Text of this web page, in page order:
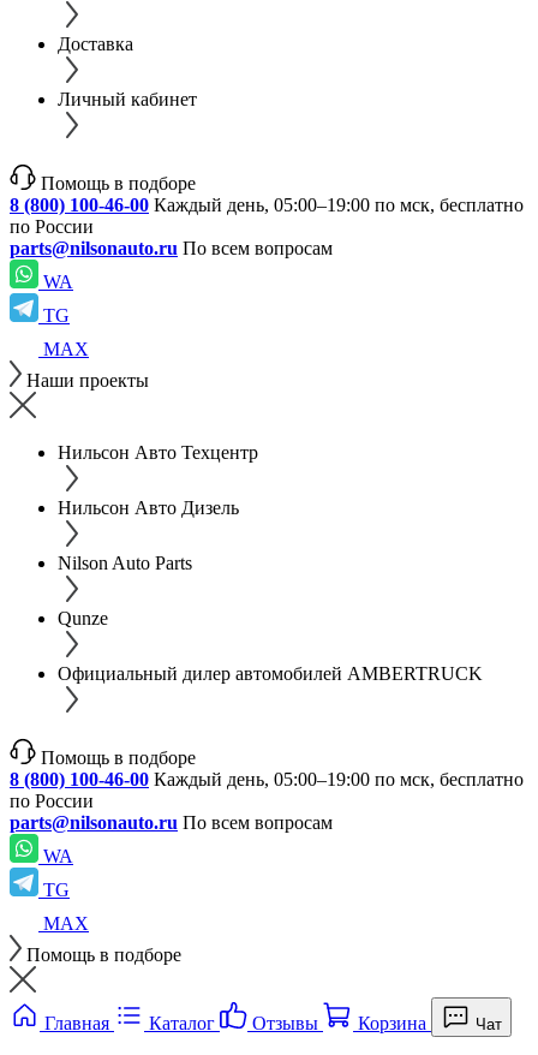
Доставка
Личный кабинет
Помощь в подборе
8 (800) 100-46-00 Каждый день, 05:00–19:00 по мск, бесплатно
по России
parts@nilsonauto.ru По всем вопросам
WA
TG
MAX
Наши проекты
Нильсон Авто Техцентр
Нильсон Авто Дизель
Nilson Auto Parts
Qunze
Официальный дилер автомобилей AMBERTRUCK
Помощь в подборе
8 (800) 100-46-00 Каждый день, 05:00–19:00 по мск, бесплатно
по России
parts@nilsonauto.ru По всем вопросам
WA
TG
MAX
Помощь в подборе
Главная Каталог Отзывы Корзина Чат